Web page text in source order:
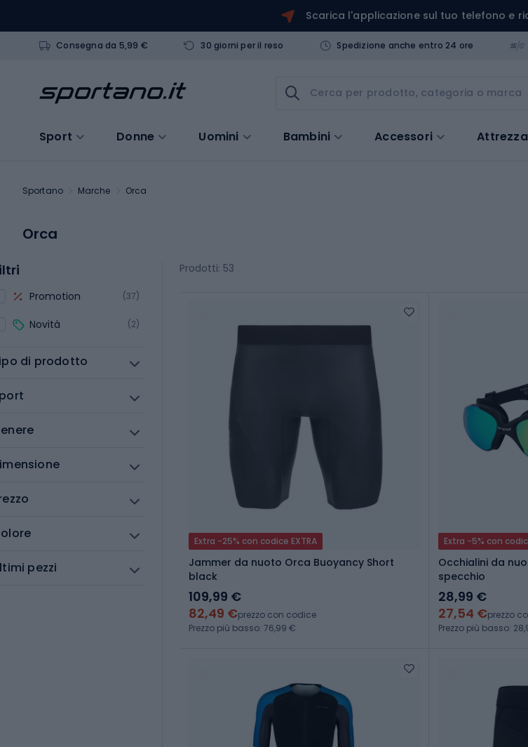
Scarica l'applicazione sul tuo telefono e
Consegna da 5,99 € 30 giorni per il reso Spedizione anche entro 24 ore
Sport Donne Uomini Bambini Accessori
Sportano Marche Orca
Orca
Promotion (37)
Novità (2)
di prodotto
pezzi
Prodotti: 53
Extra -25% con codice EXTRA
Jammer da nuoto Orca Buoyancy Short
black
109,99 €
82,49 €prezzo con codice
Prezzo più basso: 76,99 €
Extra -5% con
Occhialini da
specchio
28,99 €
27,54 €prezzo
Prezzo più basso: